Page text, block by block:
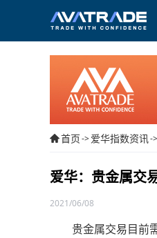
首页->爱华指数资讯->
爱华：贵金属交
2021/06/08
贵金属交易目前需